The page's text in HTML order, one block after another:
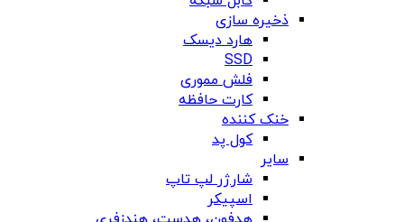
ذخیره سازی
هارد دیسک
SSD
فلش مموری
کارت حافظه
خنک کننده
کول پد
سایر
شارژر لپ تاپ
اسپیکر